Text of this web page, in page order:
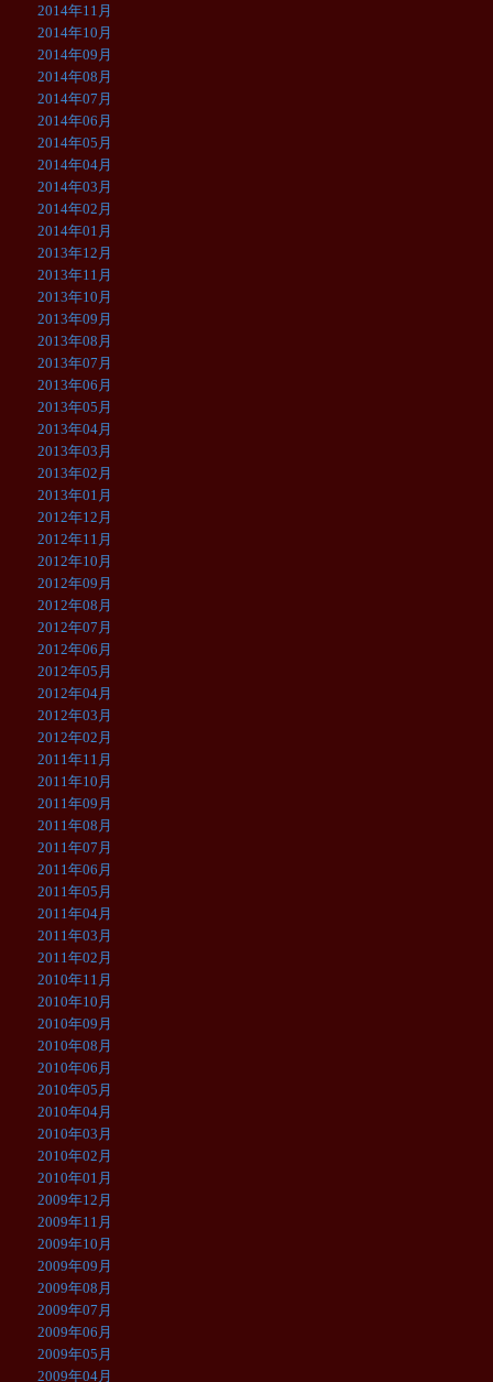
2014年11月
2014年10月
2014年09月
2014年08月
2014年07月
2014年06月
2014年05月
2014年04月
2014年03月
2014年02月
2014年01月
2013年12月
2013年11月
2013年10月
2013年09月
2013年08月
2013年07月
2013年06月
2013年05月
2013年04月
2013年03月
2013年02月
2013年01月
2012年12月
2012年11月
2012年10月
2012年09月
2012年08月
2012年07月
2012年06月
2012年05月
2012年04月
2012年03月
2012年02月
2011年11月
2011年10月
2011年09月
2011年08月
2011年07月
2011年06月
2011年05月
2011年04月
2011年03月
2011年02月
2010年11月
2010年10月
2010年09月
2010年08月
2010年06月
2010年05月
2010年04月
2010年03月
2010年02月
2010年01月
2009年12月
2009年11月
2009年10月
2009年09月
2009年08月
2009年07月
2009年06月
2009年05月
2009年04月